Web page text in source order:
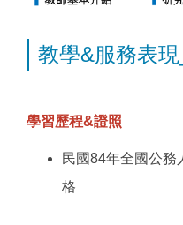
教學&服務表
學習歷程&證照
民國84年全國公務
格